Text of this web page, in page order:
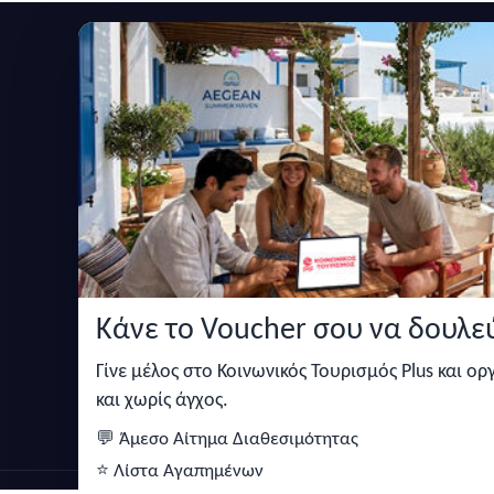
Κάνε το Voucher σου να
Γίνε μέλος στο Κοινωνικός Τουρισμός Plus και
και χωρίς άγχος.
💬 Άμεσο Αίτημα Διαθεσιμότητας
⭐ Λίστα Αγαπημένων
Εγγραφείτε στο newsletter μας
Μείνετε ενημερωμένοι με τις τελευταίες
Κάντε αναζήτηση για προσφορές σε ξενοδοχεία,